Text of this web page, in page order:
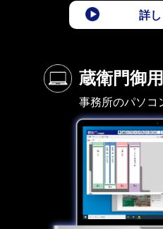
詳
蔵衛門御
事務所のパソコ